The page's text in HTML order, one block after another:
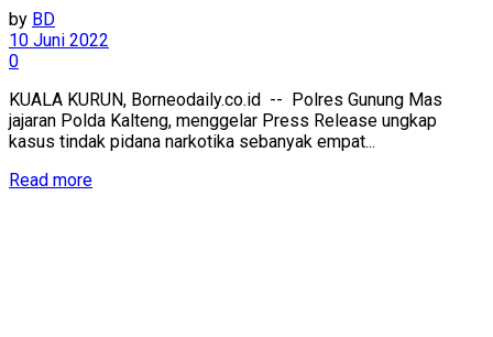
by BD
10 Juni 2022
0
KUALA KURUN, Borneodaily.co.id -- Polres Gunung Mas
jajaran Polda Kalteng, menggelar Press Release ungkap
kasus tindak pidana narkotika sebanyak empat...
Read more